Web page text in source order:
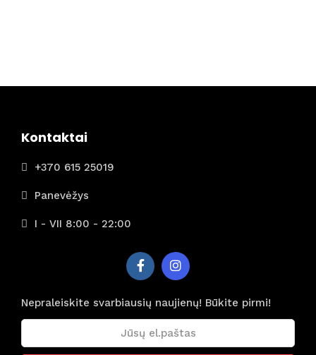
Kontaktai
+370 615 25019
Panevėžys
I - VII 8:00 - 22:00
Nepraleiskite svarbiausių naujienų! Būkite pirmi!